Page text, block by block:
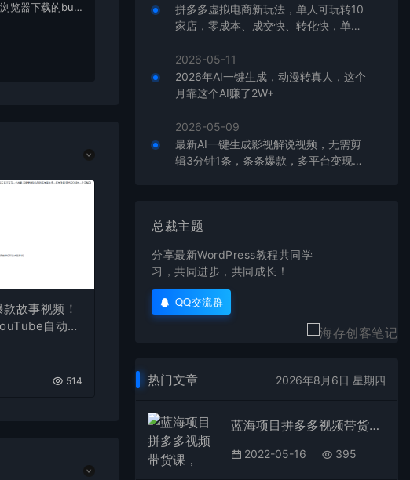
览器下载的bu
故事视频！
自动发
514
拼多多虚拟电商新玩法，单人可玩转10
家店，零成本、成交快、转化快，单店
2026-05-11
2026年AI一键生成，动漫转真人，这个
月靠这个AI赚了2W+
2026-05-09
最新AI一键生成影视解说视频，无需剪
辑3分钟1条，条条爆款，多平台变现日
总裁主题
分享最新WordPress教程共同学
习，共同进步，共同成长！
QQ交流群
热门文章 2026年8月6日 星期四
蓝海项目拼多多视频带货课，2022年入百万新风口【视频教程+软件】
2022-05-16 395